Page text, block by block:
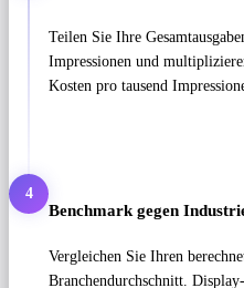
Teilen Sie Ihre
Impressionen und
Kosten pro tausend
4
Benchmark gegen
Vergleichen Sie Ihren
Branchendurchschnitt.